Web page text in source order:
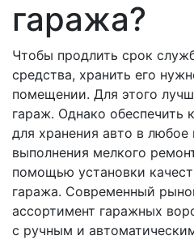
гаража?
Чтобы продлить срок
средства, хранить его
помещении. Для этого
гараж. Однако обеспечить
для хранения авто в любое
выполнения мелкого
помощью установки
гаража. Современный
ассортимент гаражных
с ручным и